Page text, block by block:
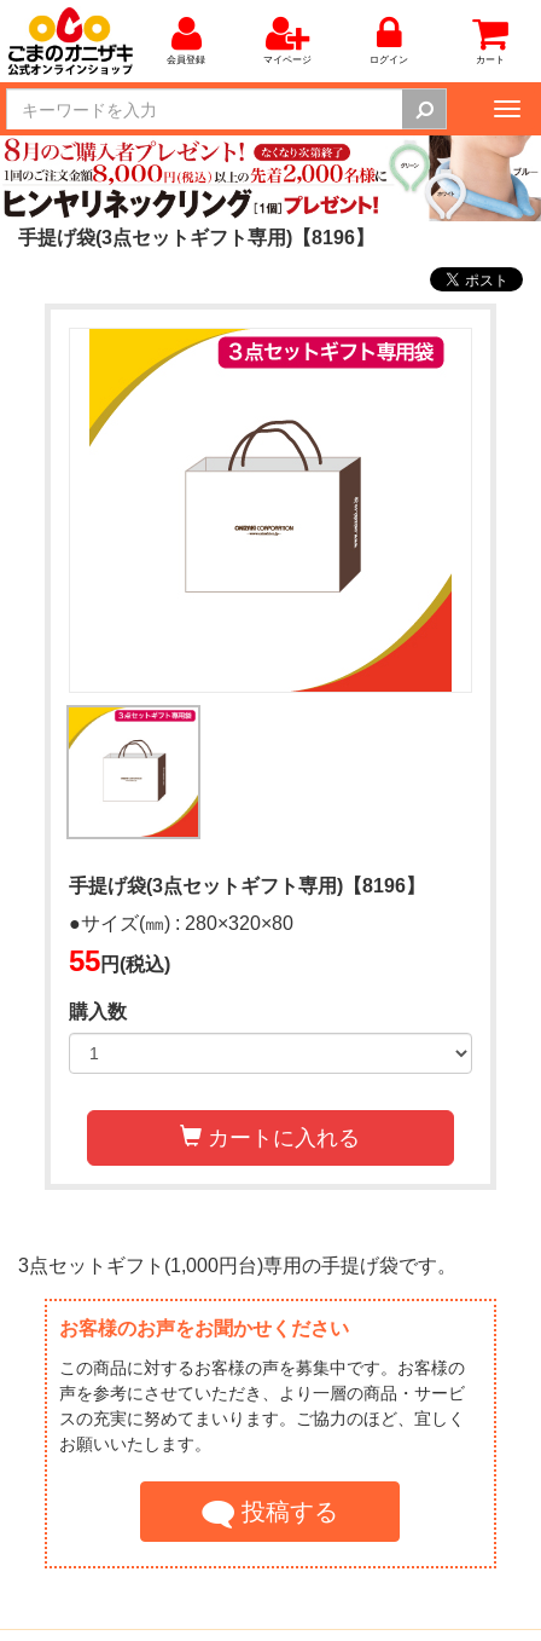
会員登録 マイページ ログイン カート
手提げ袋(3点セットギフト専用)【8196】
手提げ袋(3点セットギフト専用)【8196】
●サイズ(㎜) : 280×320×80
55円(税込)
購入数
カートに入れる
3点セットギフト(1,000円台)専用の手提げ袋です。
お客様のお声をお聞かせください
この商品に対するお客様の声を募集中です。お客様の
声を参考にさせていただき、より一層の商品・サービ
スの充実に努めてまいります。ご協力のほど、宜しく
お願いいたします。
投稿する